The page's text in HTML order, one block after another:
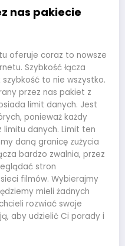
nas pakiecie
oferuje coraz to nowsze
Szybkość łącza
to nie wszystko.
przez nas pakiet z
limit danych. Jest
ponieważ każdy
danych. Limit ten
daną granicę zużycia
bardzo zwalnia, przez
stron
filmów. Wybierajmy
mieli żadnych
rozwiać swoje
aby udzielić Ci porady i